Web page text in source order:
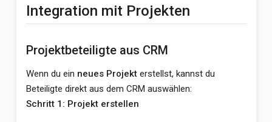
Integration mit Projekten
Projektbeteiligte aus CRM
Wenn du ein neues Projekterstellst, kannst du
Beteiligte direkt aus dem CRM auswählen:
Schritt 1: Projekt erstellen